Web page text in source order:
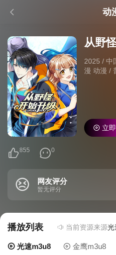
动
从野
2025 / 中
漫 动漫/
855 0
立
网友评分
暂无评分
播放列表 当前资源来源光速
光速m3u8 金鹰m3u8